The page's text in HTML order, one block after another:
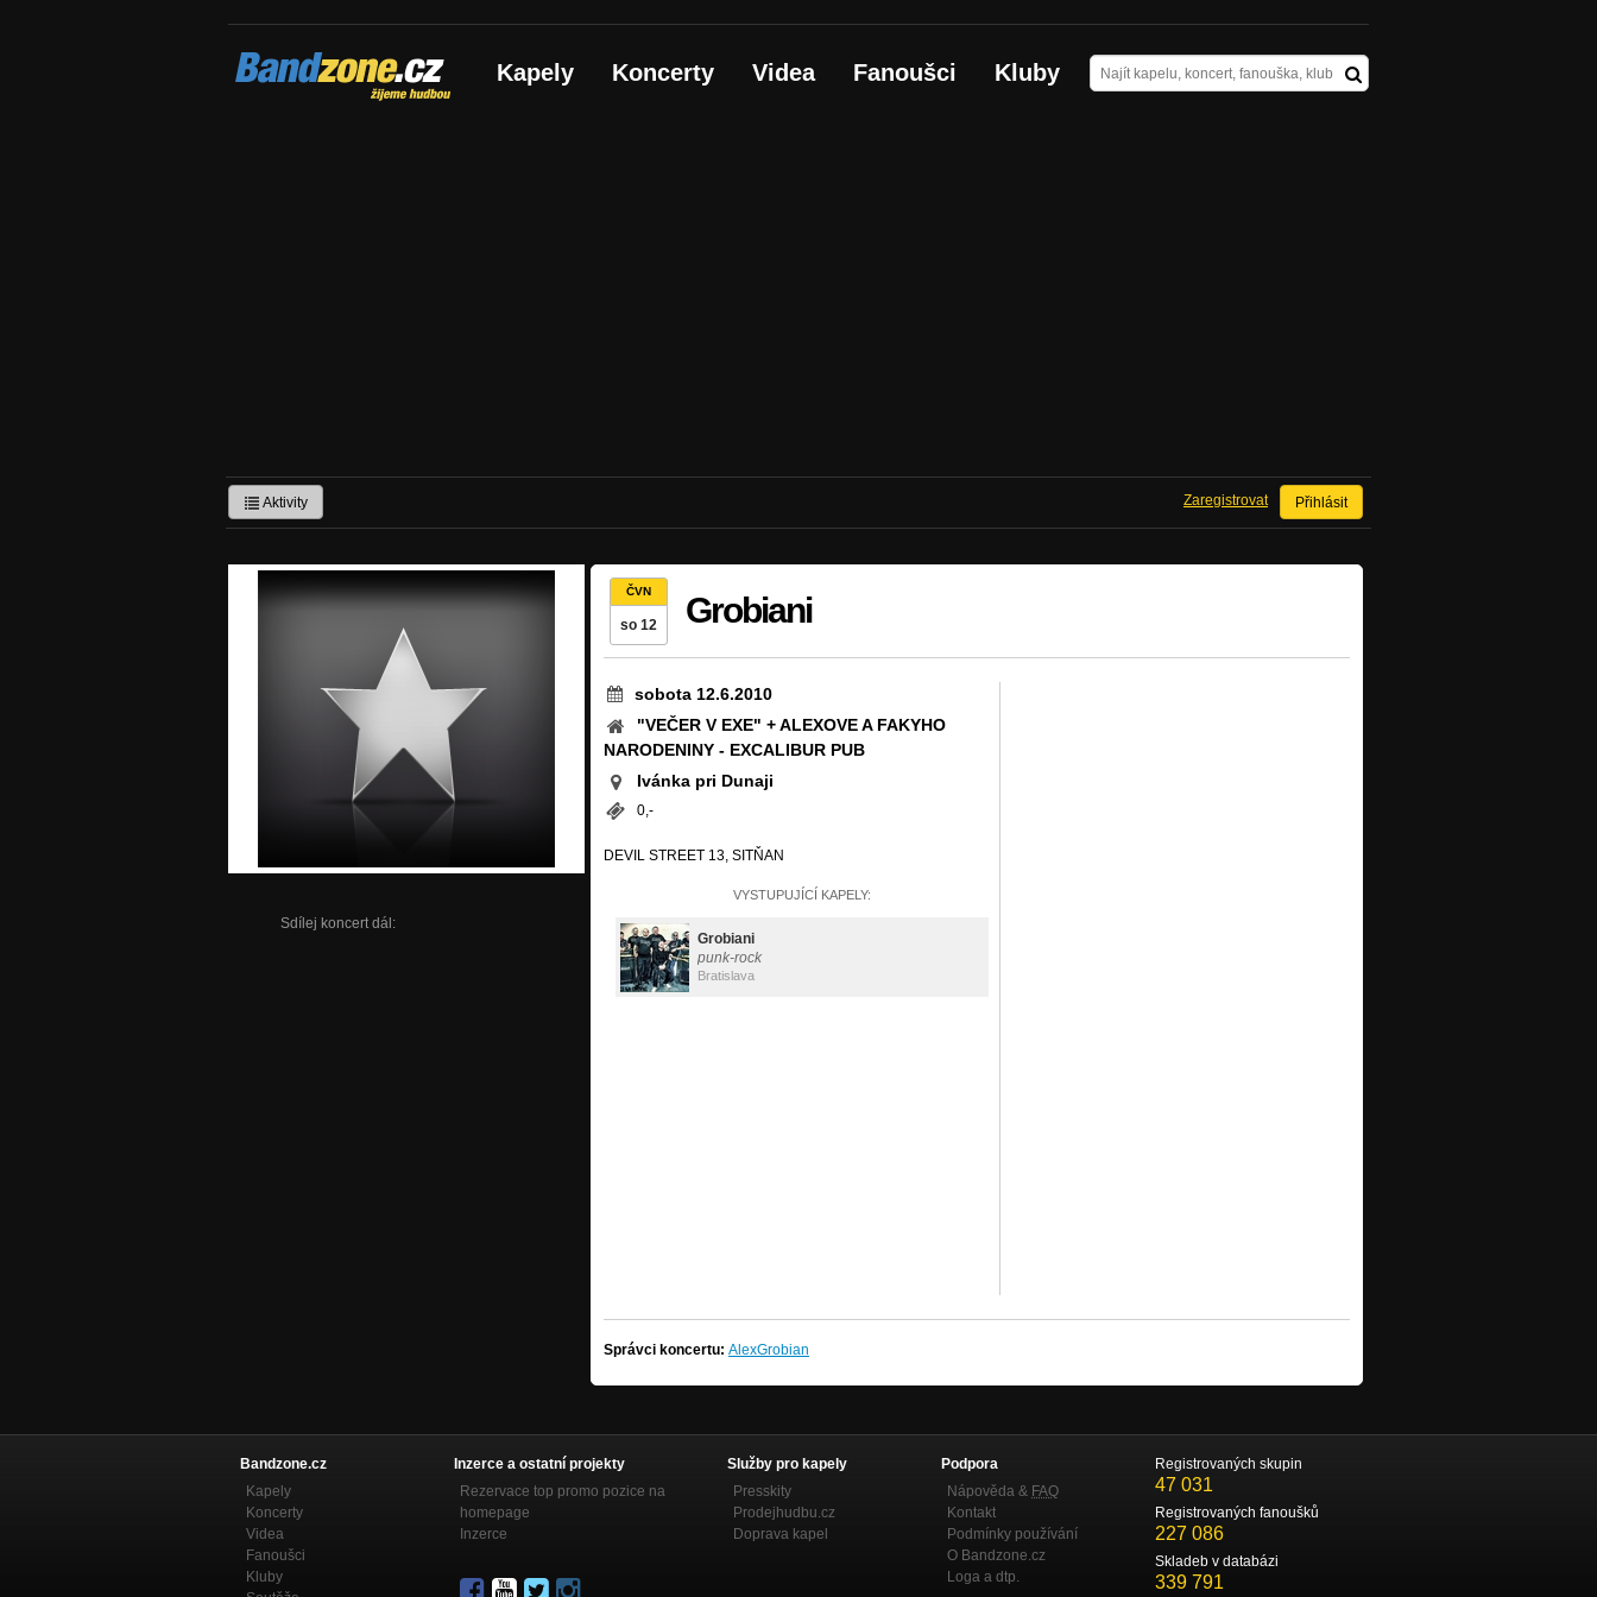
Bandzone.cz
žijeme hudbou Kapely Koncerty Videa Fanoušci Kluby
Aktivity Přihlásit
Zaregistrovat
Sdílej koncert dál:
ČVN
so 12 Grobiani
sobota 12.6.2010
"VEČER V EXE" + ALEXOVE A FAKYHO
NARODENINY - EXCALIBUR PUB
Ivánka pri Dunaji
0,-
DEVIL STREET 13, SITŇAN
VYSTUPUJÍCÍ KAPELY:
Grobiani
punk-rock
Bratislava
Správci koncertu: AlexGrobian
Bandzone.cz
Kapely
Koncerty
Videa
Fanoušci
Kluby
Inzerce a ostatní projekty
Rezervace top promo pozice na
homepage
Inzerce
Služby pro kapely
Presskity
Prodejhudbu.cz
Doprava kapel
Podpora
Nápověda & FAQ
Kontakt
Podmínky používání
O Bandzone.cz
Loga a dtp.
Registrovaných skupin
47 031
Registrovaných fanoušků
227 086
Skladeb v databázi
339 791